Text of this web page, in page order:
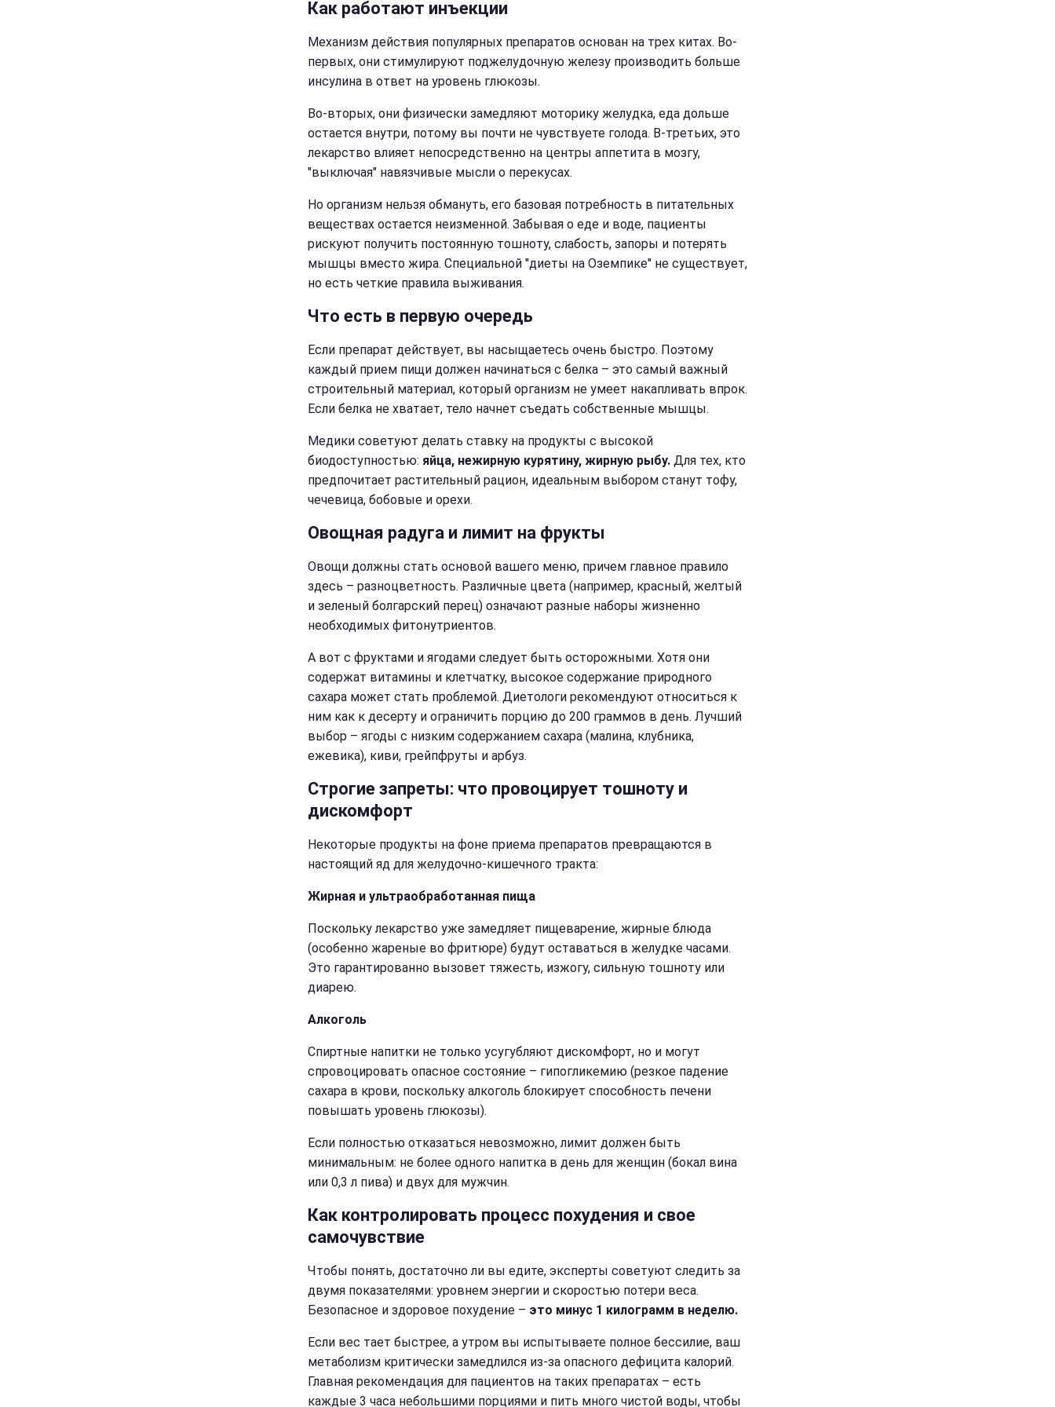
Как работают инъекции
Механизм действия популярных препаратов основан на трех китах. Во-
первых, они стимулируют поджелудочную железу производить больше
инсулина в ответ на уровень глюкозы.
Во-вторых, они физически замедляют моторику желудка, еда дольше
остается внутри, потому вы почти не чувствуете голода. В-третьих, это
лекарство влияет непосредственно на центры аппетита в мозгу,
"выключая" навязчивые мысли о перекусах.
Но организм нельзя обмануть, его базовая потребность в питательных
веществах остается неизменной. Забывая о еде и воде, пациенты
рискуют получить постоянную тошноту, слабость, запоры и потерять
мышцы вместо жира. Специальной "диеты на Оземпике" не существует,
но есть четкие правила выживания.
Что есть в первую очередь
Если препарат действует, вы насыщаетесь очень быстро. Поэтому
каждый прием пищи должен начинаться с белка – это самый важный
строительный материал, который организм не умеет накапливать впрок.
Если белка не хватает, тело начнет съедать собственные мышцы.
Медики советуют делать ставку на продукты с высокой
биодоступностью: яйца, нежирную курятину, жирную рыбу. Для тех, кто
предпочитает растительный рацион, идеальным выбором станут тофу,
чечевица, бобовые и орехи.
Овощная радуга и лимит на фрукты
Овощи должны стать основой вашего меню, причем главное правило
здесь – разноцветность. Различные цвета (например, красный, желтый
и зеленый болгарский перец) означают разные наборы жизненно
необходимых фитонутриентов.
А вот с фруктами и ягодами следует быть осторожными. Хотя они
содержат витамины и клетчатку, высокое содержание природного
сахара может стать проблемой. Диетологи рекомендуют относиться к
ним как к десерту и ограничить порцию до 200 граммов в день. Лучший
выбор – ягоды с низким содержанием сахара (малина, клубника,
ежевика), киви, грейпфруты и арбуз.
Строгие запреты: что провоцирует тошноту и
дискомфорт
Некоторые продукты на фоне приема препаратов превращаются в
настоящий яд для желудочно-кишечного тракта:
Жирная и ультраобработанная пища
Поскольку лекарство уже замедляет пищеварение, жирные блюда
(особенно жареные во фритюре) будут оставаться в желудке часами.
Это гарантированно вызовет тяжесть, изжогу, сильную тошноту или
диарею.
Алкоголь
Спиртные напитки не только усугубляют дискомфорт, но и могут
спровоцировать опасное состояние – гипогликемию (резкое падение
сахара в крови, поскольку алкоголь блокирует способность печени
повышать уровень глюкозы).
Если полностью отказаться невозможно, лимит должен быть
минимальным: не более одного напитка в день для женщин (бокал вина
или 0,3 л пива) и двух для мужчин.
Как контролировать процесс похудения и свое
самочувствие
Чтобы понять, достаточно ли вы едите, эксперты советуют следить за
двумя показателями: уровнем энергии и скоростью потери веса.
Безопасное и здоровое похудение – это минус 1 килограмм в неделю.
Если вес тает быстрее, а утром вы испытываете полное бессилие, ваш
метаболизм критически замедлился из-за опасного дефицита калорий.
Главная рекомендация для пациентов на таких препаратах – есть
каждые 3 часа небольшими порциями и пить много чистой воды, чтобы